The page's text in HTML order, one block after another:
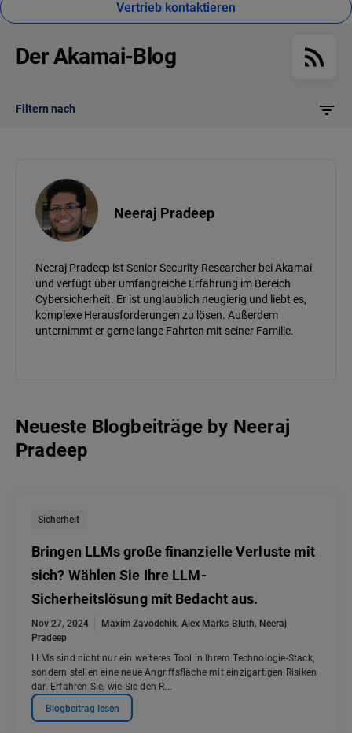
Vertrieb kontaktieren
Der Akamai-Blog
Filtern nach
Neeraj Pradeep
Neeraj Pradeep ist Senior Security Researcher bei Akamai
und verfügt über umfangreiche Erfahrung im Bereich
Cybersicherheit. Er ist unglaublich neugierig und liebt es,
komplexe Herausforderungen zu lösen. Außerdem
unternimmt er gerne lange Fahrten mit seiner Familie.
Neueste Blogbeiträge by Neeraj
Pradeep
Sicherheit
Bringen LLMs große finanzielle Verluste mit
sich? Wählen Sie Ihre LLM-
Sicherheitslösung mit Bedacht aus.
Nov 27, 2024 Maxim Zavodchik, Alex Marks-Bluth, Neeraj
Pradeep
LLMs sind nicht nur ein weiteres Tool in Ihrem Technologie-Stack,
sondern stellen eine neue Angriffsfläche mit einzigartigen Risiken
dar. Erfahren Sie, wie Sie den R...
Blogbeitrag lesen